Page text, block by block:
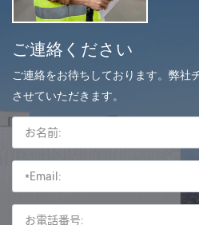
ご連絡ください
ご連絡をお待ちしております。弊社
させていただきます。